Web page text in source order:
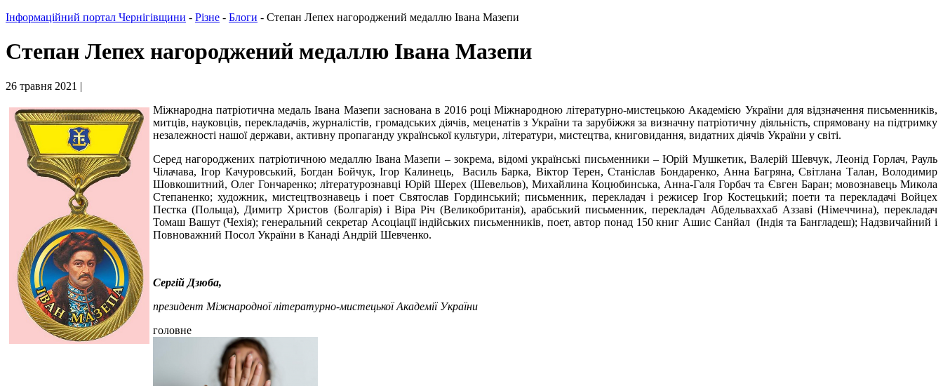
Інформаційний портал Чернігівщини - Різне - Блоги - Степан Лепех нагороджений медаллю Івана Мазепи
Степан Лепех нагороджений медаллю Івана Мазепи
26 травня 2021 |
Міжнародна патріотична медаль Івана Мазепи заснована в 2016 році Міжнародною літературно-мистецькою Академією України для відзначення письменників,
митців, науковців, перекладачів, журналістів, громадських діячів, меценатів з України та зарубіжжя за визначну патріотичну діяльність, спрямовану на підтримку
незалежності нашої держави, активну пропаганду української культури, літератури, мистецтва, книговидання, видатних діячів України у світі.
Серед нагороджених патріотичною медаллю Івана Мазепи – зокрема, відомі українські письменники – Юрій Мушкетик, Валерій Шевчук, Леонід Горлач, Рауль
Чілачава, Ігор Качуровський, Богдан Бойчук, Ігор Калинець, Василь Барка, Віктор Терен, Станіслав Бондаренко, Анна Багряна, Світлана Талан, Володимир
Шовкошитний, Олег Гончаренко; літературознавці Юрій Шерех (Шевельов), Михайлина Коцюбинська, Анна-Галя Горбач та Євген Баран; мовознавець Микола
Степаненко; художник, мистецтвознавець і поет Святослав Гординський; письменник, перекладач і режисер Ігор Костецький; поети та перекладачі Войцех
Пестка (Польща), Димитр Христов (Болгарія) і Віра Річ (Великобританія), арабський письменник, перекладач Абдельваххаб Аззаві (Німеччина), перекладач
Томаш Вашут (Чехія); генеральний секретар Асоціації індійських письменників, поет, автор понад 150 книг Ашис Санйал (Індія та Бангладеш); Надзвичайний і
Повноважний Посол України в Канаді Андрій Шевченко.
Сергій Дзюба,
президент Міжнародної літературно-мистецької Академії України
головне